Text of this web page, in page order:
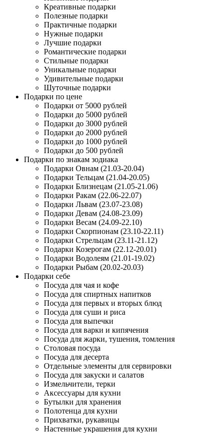
Креативные подарки
Полезные подарки
Практичные подарки
Нужные подарки
Лучшие подарки
Романтические подарки
Стильные подарки
Уникальные подарки
Удивительные подарки
Шуточные подарки
Подарки по цене
Подарки от 5000 рублей
Подарки до 5000 рублей
Подарки до 3000 рублей
Подарки до 2000 рублей
Подарки до 1000 рублей
Подарки до 500 рублей
Подарки по знакам зодиака
Подарки Овнам (21.03-20.04)
Подарки Тельцам (21.04-20.05)
Подарки Близнецам (21.05-21.06)
Подарки Ракам (22.06-22.07)
Подарки Львам (23.07-23.08)
Подарки Девам (24.08-23.09)
Подарки Весам (24.09-22.10)
Подарки Скорпионам (23.10-22.11)
Подарки Стрельцам (23.11-21.12)
Подарки Козерогам (22.12-20.01)
Подарки Водолеям (21.01-19.02)
Подарки Рыбам (20.02-20.03)
Подарки себе
Посуда для чая и кофе
Посуда для спиртных напитков
Посуда для первых и вторых блюд
Посуда для суши и риса
Посуда для выпечки
Посуда для варки и кипячения
Посуда для жарки, тушения, томления
Столовая посуда
Посуда для десерта
Отдельные элементы для сервировки
Посуда для закуски и салатов
Измельчители, терки
Аксессуары для кухни
Бутылки для хранения
Полотенца для кухни
Прихватки, рукавицы
Настенные украшения для кухни